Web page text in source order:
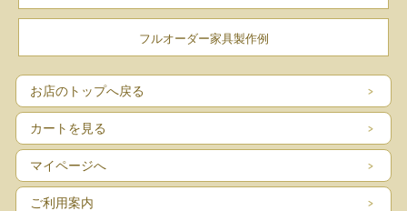
フルオーダー家具製作例
お店のトップへ戻る
カートを見る
マイページへ
ご利用案内